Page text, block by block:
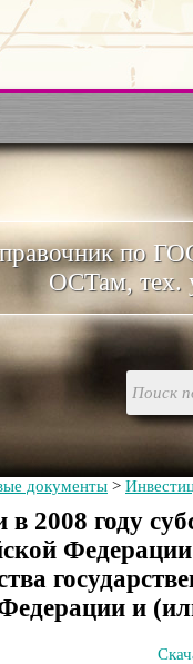
по
ОСТам, тех.
документы >
2008 году
и